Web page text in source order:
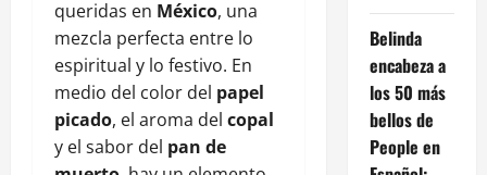
queridas en México, una
mezcla perfecta entre lo
espiritual y lo festivo. En
medio del color del papel
picado, el aroma del copal
y el sabor del pan de
Belinda
encabeza a
los 50 más
bellos de
People en